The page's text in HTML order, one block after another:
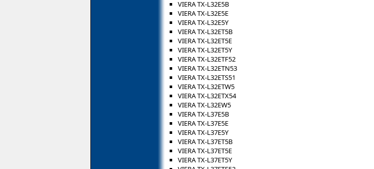
VIERA TX-L32E5B
VIERA TX-L32E5E
VIERA TX-L32E5Y
VIERA TX-L32ET5B
VIERA TX-L32ET5E
VIERA TX-L32ET5Y
VIERA TX-L32ETF52
VIERA TX-L32ETN53
VIERA TX-L32ETS51
VIERA TX-L32ETW5
VIERA TX-L32ETX54
VIERA TX-L32EW5
VIERA TX-L37E5B
VIERA TX-L37E5E
VIERA TX-L37E5Y
VIERA TX-L37ET5B
VIERA TX-L37ET5E
VIERA TX-L37ET5Y